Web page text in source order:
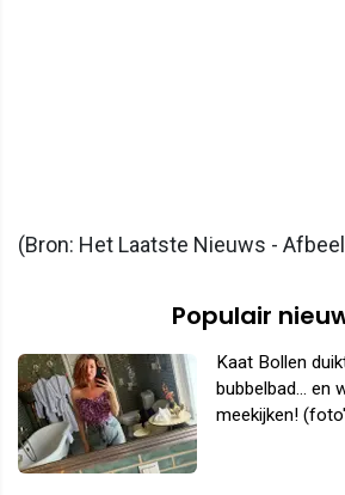
(Bron: Het Laatste Nieuws -
Populair
Kaat Bollen
bubbelbad... en
meekijken!